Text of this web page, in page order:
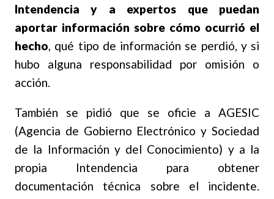
Intendencia y a expertos que puedan
aportar información sobre cómo ocurrió el
hecho, qué tipo de información se perdió, y si
hubo alguna responsabilidad por omisión o
acción.
También se pidió que se oficie a AGESIC
(Agencia de Gobierno Electrónico y Sociedad
de la Información y del Conocimiento) y a la
propia Intendencia para obtener
documentación técnica sobre el incidente.